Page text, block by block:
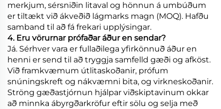
merkjum, sérsniðin litaval og hönnun á umbúðum
er tiltækt við ákveðið lágmarks magn (MOQ). Hafðu
samband til að fá frekari upplýsingar.
4. Eru vörurnar prófaðar áður en sendar?
Já. Sérhver vara er fullaðilega yfirkönnuð áður en
henni er send til að tryggja samfelld gæði og afköst.
Við framkvæmum útlitaskoðanir, prófum
snúningskreft og nákvæmni bita, og virkneskoðanir.
Ströng gæðastjórnun hjálpar viðskiptavinum okkar
að minnka ábyrgðarkröfur eftir sölu og selja með